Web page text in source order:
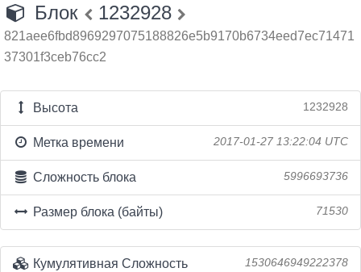
Блок 1232928
821aee6fbd8969297075188826e5b9170b6734eed7ec71471
37301f3ceb76cc2
Высота 1232928
Метка времени 2017-01-27 13:22:04 UTC
Сложность блока 5996693736
Размер блока (байты) 71530
Кумулятивная Сложность 1530646949222378